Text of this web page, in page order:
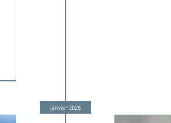
janvier 2025